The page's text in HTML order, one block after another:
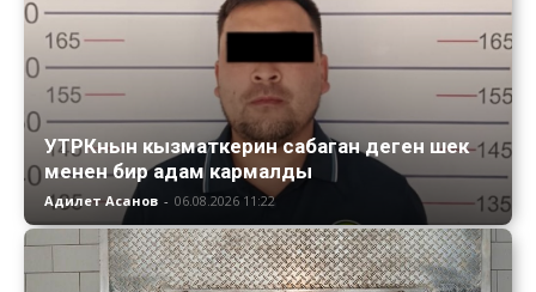
УТРКнын кызматкерин сабаган деген шек
менен бир адам кармалды
Адилет Асанов - 06.08.2026 11:22